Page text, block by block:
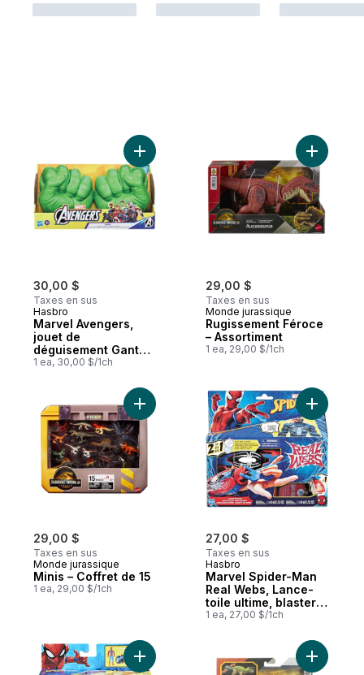
30,00 $
Taxes en sus
Hasbro
Marvel Avengers,
jouet de
déguisement Gants
fracassants de Hulk
1 ea, 30,00 $/1ch
Ajouter Marvel Avengers, jouet de
29,00 $
Taxes en sus
Monde jurassique
Rugissement Féroce
– Assortiment
1 ea, 29,00 $/1ch
Ajouter
29,00 $
Taxes en sus
Monde jurassique
Minis – Coffret de 15
1 ea, 29,00 $/1ch
Ajouter Minis – Coffret de 15 au panier
27,00 $
Taxes en sus
Hasbro
Marvel Spider-Man
Real Webs, Lance-
toile ultime, blaster
2-en-1, jouet de
Man, jouets Spider-
Man à partir de 5
ans
1 ea, 27,00 $/1ch
Ajouter
Ajouter Spider-Man Arachno-moto lance-
Ajouter